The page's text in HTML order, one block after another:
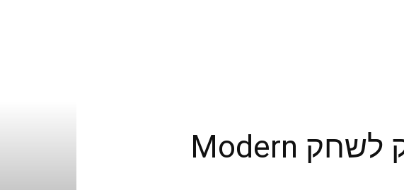
אם הטריילר הזה לא יעשה לכם חשק לשחק Modern